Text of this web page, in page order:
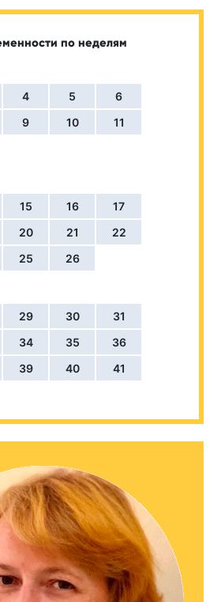
по неделям
4 5
6
9 10
11
15 16
17
20 21
22
25 26
29 30
31
34 35
36
39 40 41